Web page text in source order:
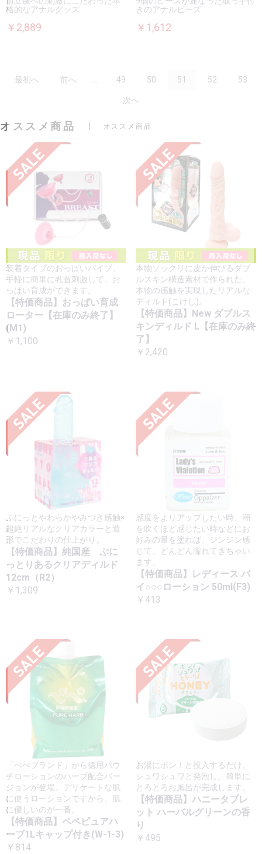
格的なアナルグッズ
￥2,889
きのアナルビーズ
￥1,612
最初へ 前へ ... 49 50 51 52 53
次へ
オススメ商品 オススメ商品
装着タイプのおっぱいバイブ。
手軽に簡単に乳首刺激して、お
っぱい育成ができます。
【特価商品】おっぱい育成
ローター【在庫のみ終了】
(M1)
￥1,100
本物ソックリに皮が伸びるダブ
ルスキン構造素材で作られた、
本物の感触を実現したリアルな
ディルド(こけし)。
【特価商品】New ダブルス
キンディルド L【在庫のみ終
了】
￥2,420
ぷにっとやわらかやみつき感触×
超絶リアルなクリアカラーと造
形でこだわりの仕上がり。
【特価商品】純国産 ぷに
っとりあるクリアディルド
12cm（R2）
￥1,309
感度をよりアップしたい時、潮
を吹くほど感じたい時などにお
好みの量を塗れば、ジンジン感
じて、どんどん濡れてきちゃい
ます。
【特価商品】レディース バ
イ○○○ローション 50ml(F3)
￥413
「ぺぺブランド」から徳用パウ
チローションのハーブ配合バー
ジョンが登場。デリケートな肌
に使うローションですから、肌
に優しいのが一番。
【特価商品】ペペピュアハ
ーブ1Lキャップ付き(W-1-3)
￥814
お湯にポン！と投入するだけ。
シュワシュワと発泡し、簡単に
とろとろお風呂が完成します。
【特価商品】ハニータブレ
ット ハーバルグリーンの香
り
￥495